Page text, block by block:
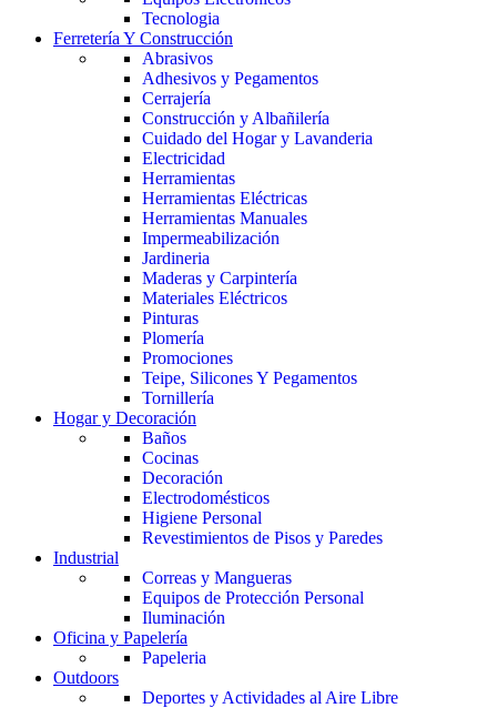
Tecnologia
Ferretería Y Construcción
Abrasivos
Adhesivos y Pegamentos
Cerrajería
Construcción y Albañilería
Cuidado del Hogar y Lavanderia
Electricidad
Herramientas
Herramientas Eléctricas
Herramientas Manuales
Impermeabilización
Jardineria
Maderas y Carpintería
Materiales Eléctricos
Pinturas
Plomería
Promociones
Teipe, Silicones Y Pegamentos
Tornillería
Hogar y Decoración
Baños
Cocinas
Decoración
Electrodomésticos
Higiene Personal
Revestimientos de Pisos y Paredes
Industrial
Correas y Mangueras
Equipos de Protección Personal
Iluminación
Oficina y Papelería
Papeleria
Outdoors
Deportes y Actividades al Aire Libre